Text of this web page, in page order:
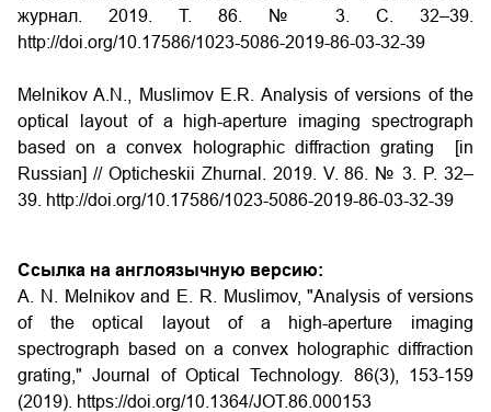
журнал. 2019. Т. 86. № 3. С. 32–39.
http://doi.org/10.17586/1023-5086-2019-86-03-32-39
Melnikov A.N., Muslimov E.R. Analysis of versions of the
optical layout of a high-aperture imaging spectrograph
based on a convex holographic diffraction grating
[in
Russian] // Opticheskii Zhurnal. 2019. V. 86. № 3. P. 32–
39. http://doi.org/10.17586/1023-5086-2019-86-03-32-39
Ссылка на англоязычную версию:
A. N. Melnikov and E. R. Muslimov, "Analysis of versions
of the optical layout of a high-aperture imaging
spectrograph based on a convex holographic diffraction
grating," Journal of Optical Technology. 86(3), 153-159
(2019). https://doi.org/10.1364/JOT.86.000153